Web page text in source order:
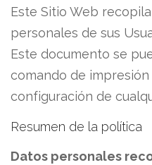
Este Sitio Web
personales de sus
Este documento se
comando de
configuración de
Resumen de la política
Datos personales